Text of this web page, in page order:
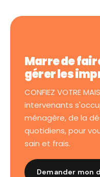
Marre de
gérer les
CONFIEZ VOTRE
intervenants
ménagère, de la
quotidiens, pour
sain et frais.
Demander mon